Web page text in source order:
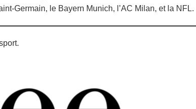
Germain, le Bayern Munich, l’AC Milan, et la NFL.